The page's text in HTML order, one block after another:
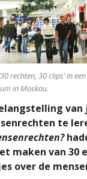
rechten, 30 clips’ in
in Moskou.
van
te
maken van 30
over de